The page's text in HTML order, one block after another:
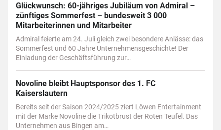
Glückwunsch: 60-jähriges Jubiläum von Admiral –
zünftiges Sommerfest – bundesweit 3 000
Mitarbeiterinnen und Mitarbeiter
Admiral feierte am 24. Juli gleich zwei besondere Anlässe: das
Sommerfest und 60 Jahre Unternehmensgeschichte! Der
Einladung der Geschäftsführung zur…
Novoline bleibt Hauptsponsor des 1. FC
Kaiserslautern
Bereits seit der Saison 2024/2025 ziert Löwen Entertainment
mit der Marke Novoline die Trikotbrust der Roten Teufel. Das
Unternehmen aus Bingen am…